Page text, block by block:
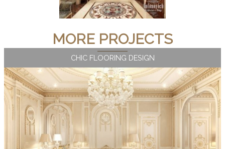
MORE PROJECTS
CHIC FLOORING DESIGN